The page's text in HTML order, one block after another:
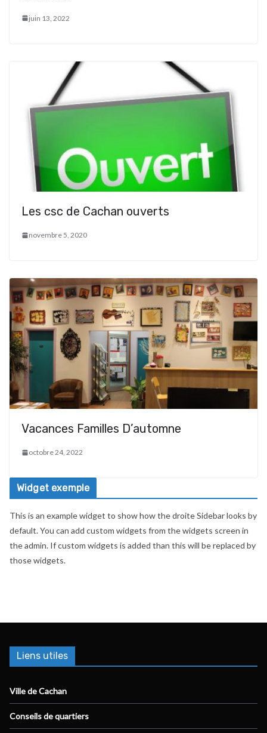
juin 13, 2022
Les csc de Cachan ouverts
novembre 5, 2020
Vacances Familles D’automne
octobre 24, 2022
Widget exemple
This is an example widget to show how the droite Sidebar looks by
default. You can add custom widgets from the widgets screen in
the admin. If custom widgets is added than this will be replaced by
those widgets.
Liens utiles
Ville de Cachan
Conseils de quartiers